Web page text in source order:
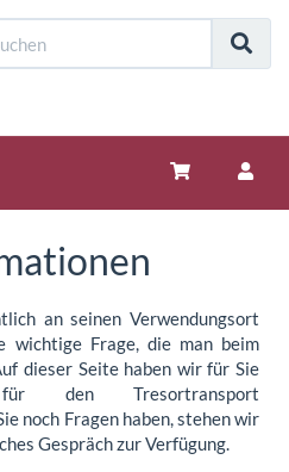
an seinen Verwendungsort
wichtige Frage, die man beim
dieser Seite haben wir für Sie
den Tresortransport
noch Fragen haben, stehen wir
Gespräch zur Verfügung.